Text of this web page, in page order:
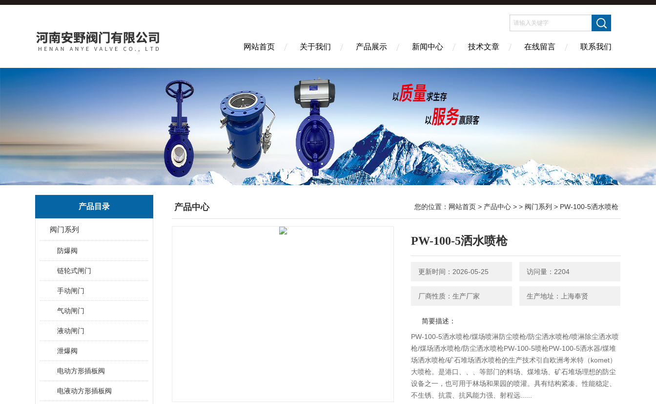
网站首页 关于我们 产品展示 新闻中心 技术文章 在线留言 联系我们
产品目录
阀门系列
防爆阀
链轮式闸门
手动闸门
气动闸门
液动闸门
泄爆阀
电动方形插板阀
电液动方形插板阀
产品中心 您的位置： 网站首页 > 产品中心 > > 阀门系列 > PW-100-5洒水喷枪
PW-100-5洒水喷枪
更新时间：2026-05-25 访问量：2204
厂商性质：生产厂家 生产地址：上海奉贤
简要描述：
PW-100-5洒水喷枪/煤场喷淋防尘喷枪/防尘洒水喷枪/喷淋除尘洒水喷
枪/煤场洒水喷枪/防尘洒水喷枪PW-100-5喷枪PW-100-5洒水器/煤堆
场洒水喷枪/矿石堆场洒水喷枪的生产技术引自欧洲考米特（komet）
大喷枪。是港口、、、等部门的料场、煤堆场、矿石堆场理想的防尘
设备之一，也可用于林场和果园的喷灌。具有结构紧凑、性能稳定、
不生锈、抗震、抗风能力强、射程远......